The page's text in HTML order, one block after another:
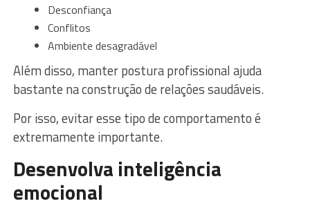
Desconfiança
Conflitos
Ambiente desagradável
Além disso, manter postura profissional ajuda
bastante na construção de relações saudáveis.
Por isso, evitar esse tipo de comportamento é
extremamente importante.
Desenvolva inteligência
emocional